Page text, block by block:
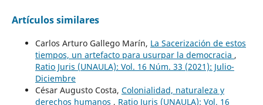
Artículos similares
Carlos Arturo Gallego Marín, La Sacerización de estos
tiempos, un artefacto para usurpar la democracia ,
Ratio Juris (UNAULA): Vol. 16 Núm. 33 (2021): Julio-
Diciembre
César Augusto Costa, Colonialidad, naturaleza y
derechos humanos , Ratio Juris (UNAULA): Vol. 16